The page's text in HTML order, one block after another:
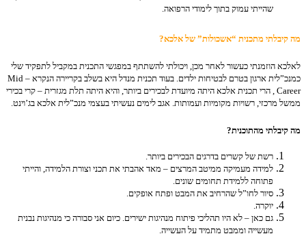
שהייתי עמוק בתוך לימודי הרפואה.
מה קיבלתי מתכנית “אשכולות” של אלכא?
לאלכא הוזמנתי כעשור לאחר מכן, ויכולתי להשתתף במפגשי התכנית במקביל לתפקיד שלי
כמנכ”לית ארגון בטרם לבטיחות ילדים. בעוד תכנית מנדל היא בשלב בקריירה הנקרא Mid –
Career , הרי תכנית אלכא היתה מיועדת לבכירים ביותר, והיא היתה תלת מגזרית – קרי בכירי
ממשל מרכזי, רשויות מקומיות ועמותות. אגב לימים נעשיתי בעצמי מנכ”לית אלכא בג’וינט.
מה קיבלתי מהתוכנית?
רשת של קשרים בדרגים הבכירים ביותר.
למידה מעמיקה ממיטב המרצים – מאד אהבתי את תכני וצורת הלמידה, והייתי
פתוחה ללמידת תחומים שונים.
סיור לחו”ל שהרחיב את המבט ופתח אופקים.
יוקרה.
גם כאן – לא היו תהליכי פיתוח מנהיגות ישירים. כיום אני סבורה כי מנהיגות נבנית
מעשייה וממבט מתמיד על העשייה.